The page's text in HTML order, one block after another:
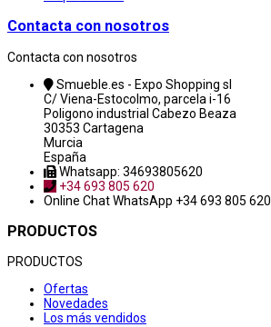
Contacta con nosotros
Contacta con nosotros
Smueble.es - Expo Shopping sl
C/ Viena-Estocolmo, parcela i-16
Poligono industrial Cabezo Beaza
30353 Cartagena
Murcia
España
Whatsapp: 34693805620
+34 693 805 620
Online ChatWhatsApp +34 693 805 620
PRODUCTOS
PRODUCTOS
Ofertas
Novedades
Los más vendidos